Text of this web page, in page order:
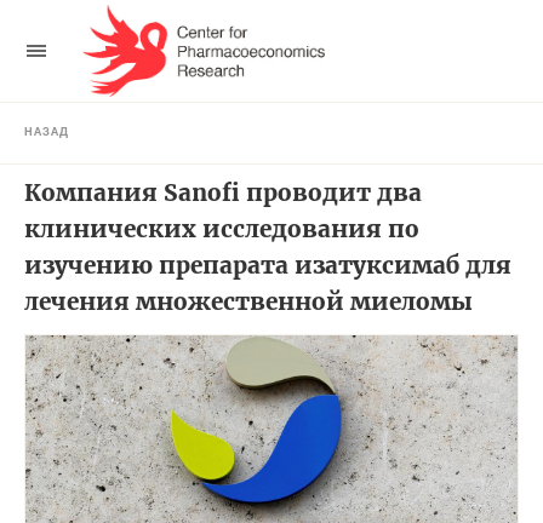
НАЗАД
Компания Sanofi проводит два
клинических исследования по
изучению препарата изатуксимаб для
лечения множественной миеломы